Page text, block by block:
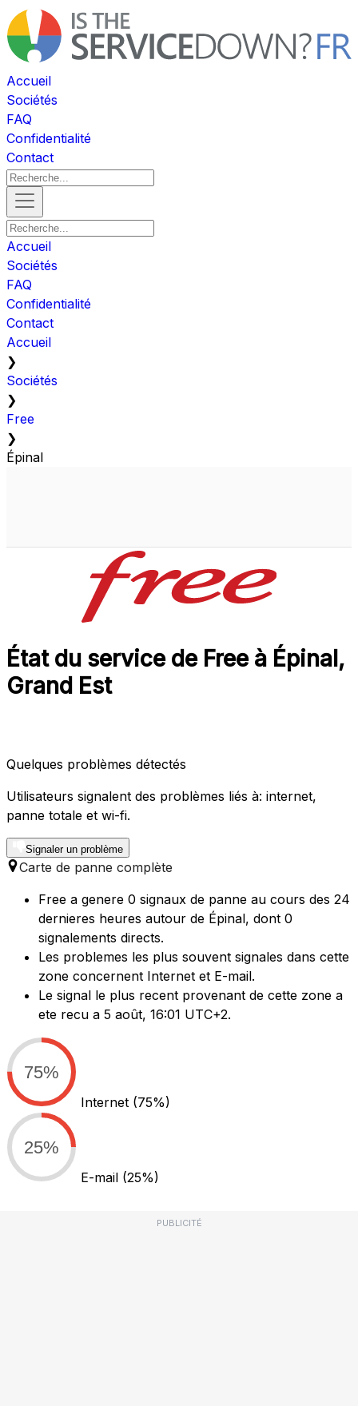
Accueil
Sociétés
FAQ
Confidentialité
Contact
Accueil
Sociétés
FAQ
Confidentialité
Contact
Accueil
❯
Sociétés
❯
Free
❯
Épinal
État du service de Free à Épinal,
Grand Est
Quelques problèmes détectés
Utilisateurs signalent des problèmes liés à: internet,
panne totale et wi-fi.
Signaler un problème
Carte de panne complète
Free a genere 0 signaux de panne au cours des 24
dernieres heures autour de Épinal, dont 0
signalements directs.
Les problemes les plus souvent signales dans cette
zone concernent Internet et E-mail.
Le signal le plus recent provenant de cette zone a
ete recu a 5 août, 16:01 UTC+2.
75%
Internet (75%)
25%
E-mail (25%)
PUBLICITÉ